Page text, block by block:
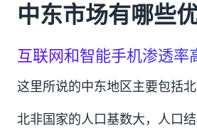
中东市场有哪些
互联网和智能手机渗透率
这里所说的中东地区主要包括
北非国家的人口基数大，人口